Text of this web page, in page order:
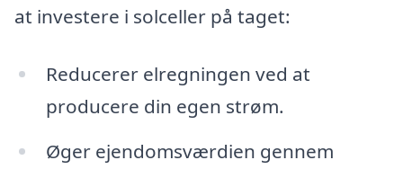
at investere i solceller på taget:
Reducerer elregningen ved at
producere din egen strøm.
Øger ejendomsværdien gennem